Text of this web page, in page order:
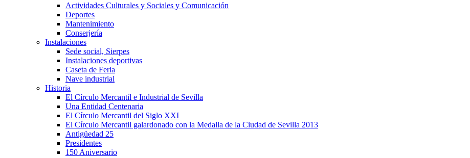
Actividades Culturales y Sociales y Comunicación
Deportes
Mantenimiento
Conserjería
Instalaciones
Sede social, Sierpes
Instalaciones deportivas
Caseta de Feria
Nave industrial
Historia
El Círculo Mercantil e Industrial de Sevilla
Una Entidad Centenaria
El Círculo Mercantil del Siglo XXI
El Círculo Mercantil galardonado con la Medalla de la Ciudad de Sevilla 2013
Antigüedad 25
Presidentes
150 Aniversario